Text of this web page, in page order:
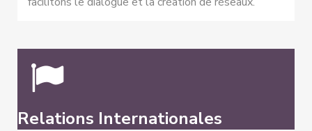
Relations Internationales